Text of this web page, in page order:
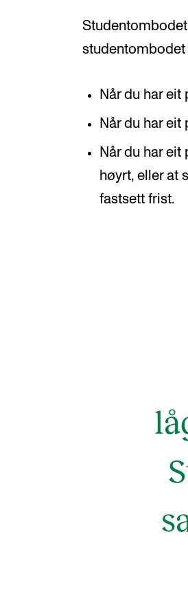
studentombodet
Når du har
Når du har
Når du har
høyrt, eller at
fastsett frist.